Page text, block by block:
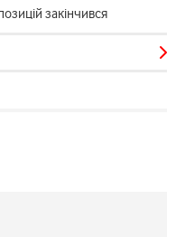
закінчився